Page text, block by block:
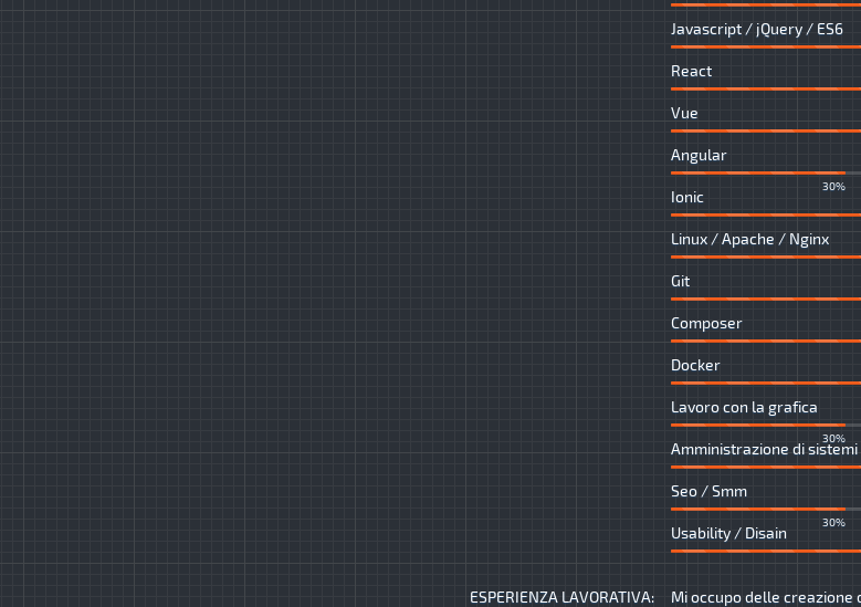
Javascript / jQuery / ES6
React
Vue
Angular
30%
Ionic
Linux / Apache / Nginx
Git
Composer
Docker
Lavoro con la grafica
30%
Amministrazione di sistemi
Seo / Smm
30%
Usability / Disain
ESPERIENZA LAVORATIVA:
Mi occupo delle creazione